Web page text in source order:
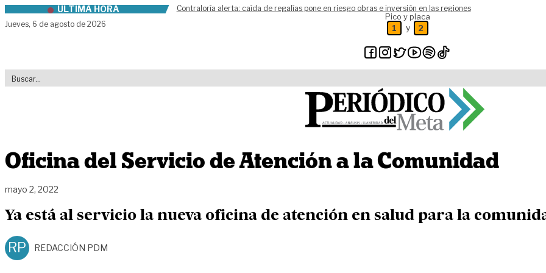
Skip to contentÚLTIMA HORA
Contraloría alerta: caída de regalías pone en riesgo obras e inversión en las regiones
Jueves, 6 de agosto de 2026
Pico y placa
1 y 2
Oficina del Servicio de Atención a la Comunidad
mayo 2, 2022
Ya está al servicio la nueva oficina de atención en salud para la
RP REDACCIÓN PDM